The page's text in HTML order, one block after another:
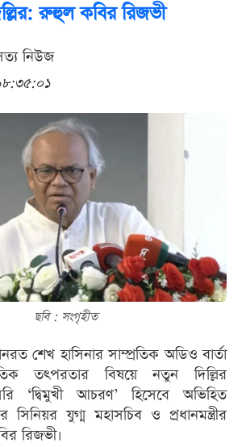
রুহুল কবির রিজভী
নিউজ
ছবি : সংগৃহীত
শেখ হাসিনার সাম্প্রতিক অডিও বার্তা
তৎপরতার বিষয়ে নতুন দিল্লির
‘দ্বিমুখী আচরণ’ হিসেবে অভিহিত
সিনিয়র যুগ্ম মহাসচিব ও প্রধানমন্ত্রীর
রিজভী।